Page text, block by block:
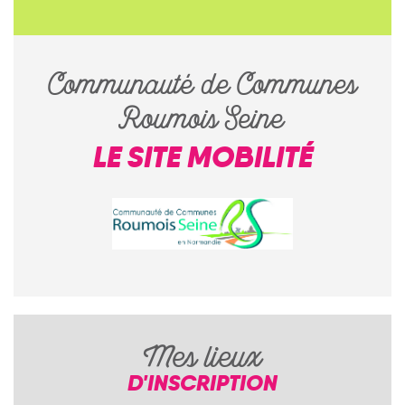
Communauté de Communes
Roumois Seine
LE SITE MOBILITÉ
Mes lieux
D'INSCRIPTION